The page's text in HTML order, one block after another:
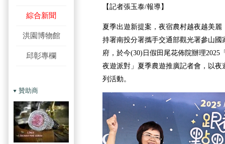
綜合新聞
洪園博物館
邱彰專欄
贊助商
【記者張玉泰/報導】
夏季出遊新提案，夜宿農村越夜越美
持署南投分署攜手交通部觀光署參山
府，於今(30)日假田尾花佈院辦理2025
夜遊派對」夏季農遊推廣記者會，以
列活動。